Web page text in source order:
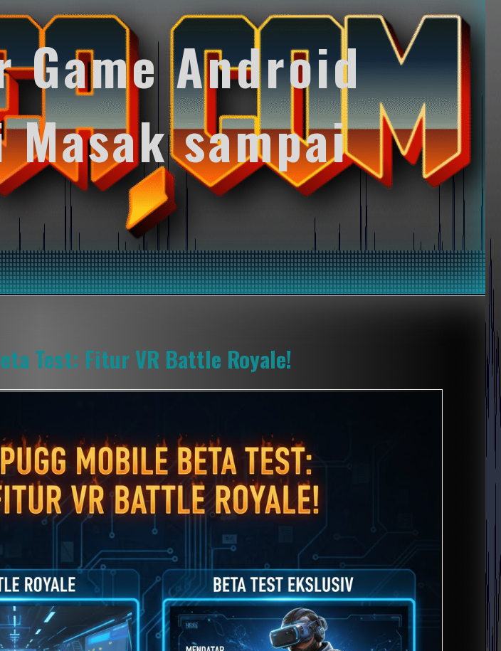
Game Android
sampai
Test: Fitur VR Battle Royale!